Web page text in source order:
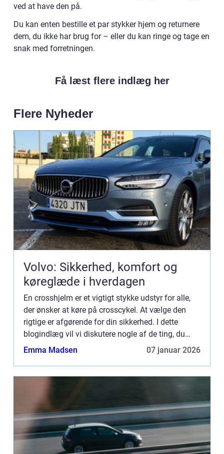
ved at have den på.
Du kan enten bestille et par stykker hjem og returnere
dem, du ikke har brug for – eller du kan ringe og tage en
snak med forretningen.
Få læst flere indlæg her
Flere Nyheder
Volvo: Sikkerhed, komfort og
køreglæde i hverdagen
En crosshjelm er et vigtigt stykke udstyr for alle,
der ønsker at køre på crosscykel. At vælge den
rigtige er afgørende for din sikkerhed. I dette
blogindlæg vil vi diskutere nogle af de ting, du
skal overveje, når du køber en crosshjelm. Vi vil
Emma Madsen 07 januar 2026